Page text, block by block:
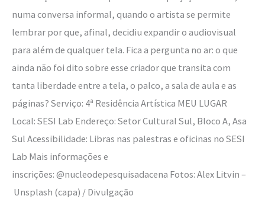
numa conversa informal, quando o artista se permite
lembrar por que, afinal, decidiu expandir o audiovisual
para além de qualquer tela. Fica a pergunta no ar: o que
ainda não foi dito sobre esse criador que transita com
tanta liberdade entre a tela, o palco, a sala de aula e as
páginas? Serviço: 4ª Residência Artística MEU LUGAR
Local: SESI Lab Endereço: Setor Cultural Sul, Bloco A, Asa
Sul Acessibilidade: Libras nas palestras e oficinas no SESI
Lab Mais informações e
inscrições: @nucleodepesquisadacena Fotos: Alex Litvin –
Unsplash (capa) / Divulgação